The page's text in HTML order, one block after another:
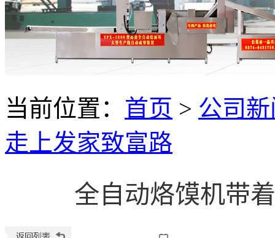
当前位置： 首页 > 公司
走上发家致富路
全自动烙馍机带